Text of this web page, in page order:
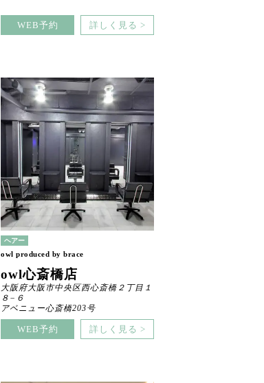
WEB予約 詳しく見る >
ヘアー
owl produced by brace
owl心斎橋店
大阪府大阪市中央区西心斎橋２丁目１
８−６
アベニュー心斎橋203号
WEB予約 詳しく見る >